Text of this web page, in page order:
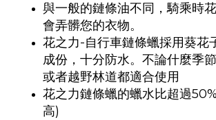
與一般的鏈條油不同，騎乘時
會弄髒您的衣物。
花之力-自行車鏈條蠟採用葵花
成份，十分防水。不論什麼季
或者越野林道都適合使用
花之力鏈條蠟的蠟水比超過
高)